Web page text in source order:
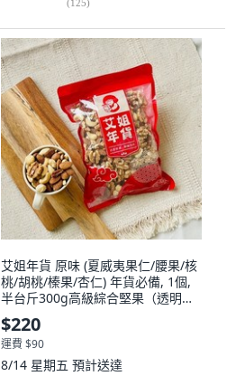
(125)
艾姐年貨 原味 (夏威夷果仁/腰果/核
桃/胡桃/榛果/杏仁) 年貨必備, 1個,
半台斤300g高級綜合堅果（透明袋
裝）
$220
運費 $90
8/14 星期五 預計送達